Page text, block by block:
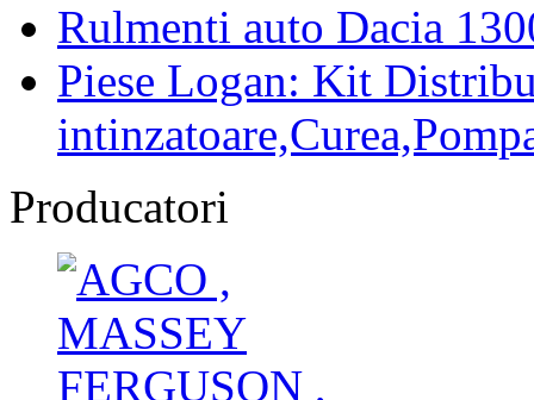
Rulmenti auto Dacia
Piese Logan: Kit
Producatori